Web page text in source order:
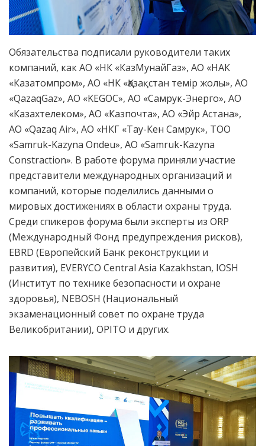
Обязательства подписали руководители таких
компаний, как АО «НК «КазМунайГаз», АО «НАК
«Казатомпром», АО «НК «Қазақстан темір жолы», АО
«QazaqGaz», АО «KEGOC», АО «Самрук-Энерго», АО
«Казахтелеком», АО «Казпочта», АО «Эйр Астана»,
АО «Qazaq Air», АО «НКГ «Тау-Кен Самрук», ТОО
«Samruk-Kazyna Ondeu», АО «Samruk-Kazyna
Constraction». В работе форума приняли участие
представители международных организаций и
компаний, которые поделились данными о
мировых достижениях в области охраны труда.
Среди спикеров форума были эксперты из ORP
(Международный Фонд предупреждения рисков),
EBRD (Европейский Банк реконструкции и
развития), EVERYCO Central Asia Kazakhstan, IOSH
(Институт по технике безопасности и охране
здоровья), NEBOSH (Национальный
экзаменационный совет по охране труда
Великобритании), OPITO и других.